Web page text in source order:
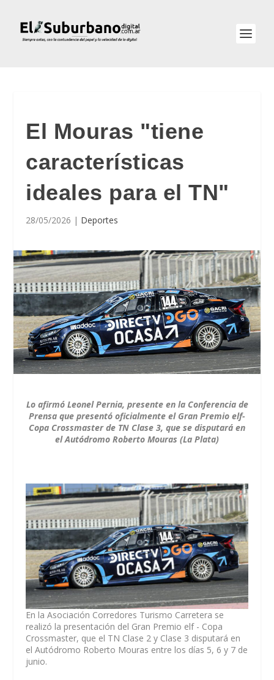
El Mouras "tiene
características
ideales para el TN"
28/05/2026 | Deportes
Lo afirmó Leonel Pernia, presente en la Conferencia de
Prensa que presentó oficialmente el Gran Premio elf-
Copa Crossmaster de TN Clase 3, que se disputará en
el Autódromo Roberto Mouras (La Plata)
En la Asociación Corredores Turismo Carretera se
realizó la presentación del Gran Premio elf - Copa
Crossmaster, que el TN Clase 2 y Clase 3 disputará en
el Autódromo Roberto Mouras entre los días 5, 6 y 7 de
junio.